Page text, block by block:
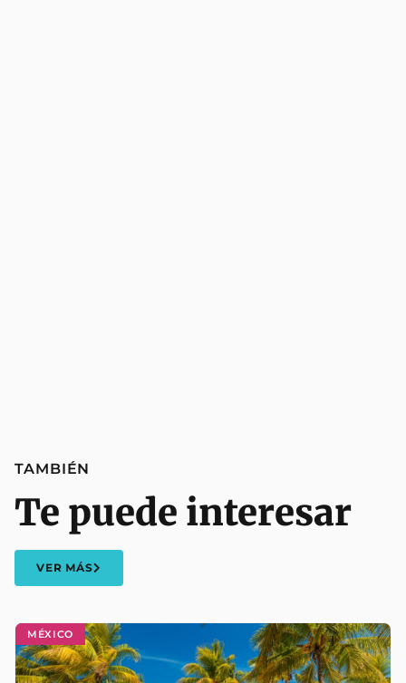
MÉXICO
TAMBIÉN
Te puede interesar
VER MÁS